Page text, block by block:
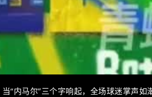
“内马尔”三个字响起，全场球迷掌声如